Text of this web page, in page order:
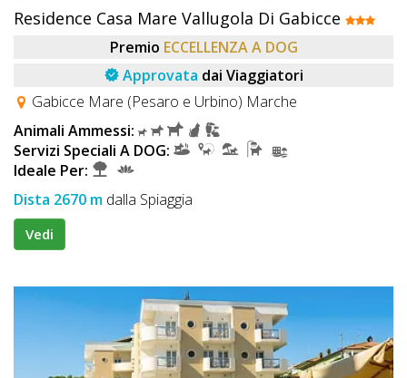
Residence Casa Mare Vallugola Di Gabicce
Premio ECCELLENZA A DOG
Approvata dai Viaggiatori
Gabicce Mare (Pesaro e Urbino) Marche
Animali Ammessi:
Servizi Speciali A DOG:
Ideale Per:
Dista 2670 m dalla Spiaggia
Vedi